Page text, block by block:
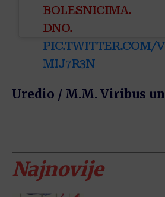
BOLESNICIMA.
DNO.
PIC.TWITTER.COM/
MIJ7R3N
Uredio / M.M. Viribus
Najnovije